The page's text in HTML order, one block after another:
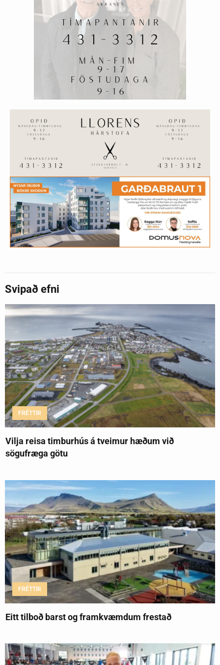
Svipað efni
FRÉTTIR
Vilja reisa timburhús á tveimur hæðum við
sögufræga götu
FRÉTTIR
Eitt tilboð barst og framkvæmdum frestað